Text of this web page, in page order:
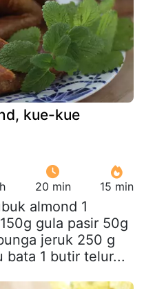
kue-kue
20 min 15 min
almond 1
gula pasir 50g
jeruk 250 g
bata 1 butir telur...